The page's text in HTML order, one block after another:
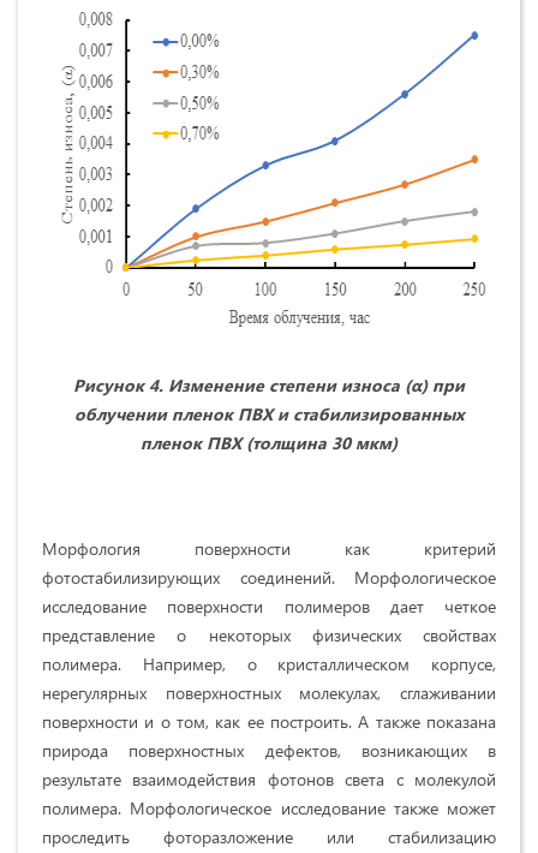
Рисунок 4. Изменение степени износа (α) при
облучении пленок ПВХ и стабилизированных
пленок ПВХ (толщина 30 мкм)
Морфология поверхности как критерий
фотостабилизирующих соединений. Морфологическое
исследование поверхности полимеров дает четкое
представление о некоторых физических свойствах
полимера. Например, о кристаллическом корпусе,
нерегулярных поверхностных молекулах, сглаживании
поверхности и о том, как ее построить. А также показана
природа поверхностных дефектов, возникающих в
результате взаимодействия фотонов света с молекулой
полимера. Морфологическое исследование также может
проследить фоторазложение или стабилизацию